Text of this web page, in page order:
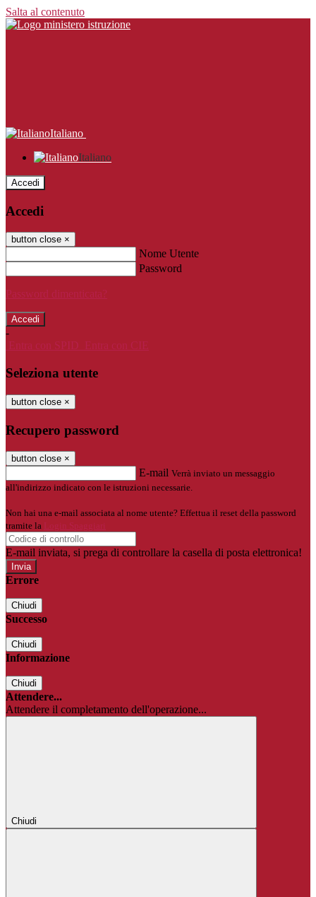
Salta al contenuto
Italiano
Italiano
Accedi
Accedi
button close ×
Nome Utente
Password
Password dimenticata?
-
Entra con SPID
Entra con CIE
Seleziona utente
button close ×
Recupero password
button close ×
E-mail Verrà inviato un messaggio
all'indirizzo indicato con le istruzioni necessarie.
Non hai una e-mail associata al nome utente? Effettua il reset della password
tramite la
Login Spaggiari
E-mail inviata, si prega di controllare la casella di posta elettronica!
Errore
Chiudi
Successo
Chiudi
Informazione
Chiudi
Attendere...
Attendere il completamento dell'operazione...
Chiudi